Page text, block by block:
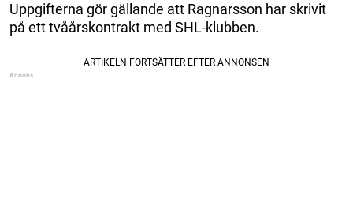
Uppgifterna gör gällande att Ragnarsson har skrivit
på ett tvåårskontrakt med SHL-klubben.